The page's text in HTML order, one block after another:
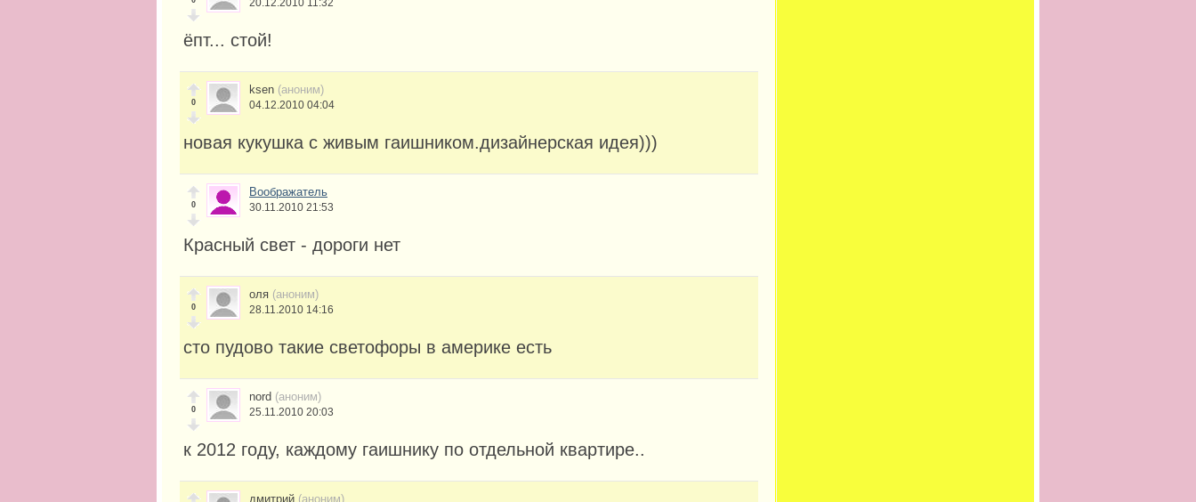
20.12.2010 11:32
ёпт... стой!
0
ksen (аноним)
04.12.2010 04:04
новая кукушка с живым гаишником.дизайнерская идея)))
0
Воображатель
30.11.2010 21:53
Красный свет - дороги нет
0
оля (аноним)
28.11.2010 14:16
сто пудово такие светофоры в америке есть
0
nord (аноним)
25.11.2010 20:03
к 2012 году, каждому гаишнику по отдельной квартире..
дмитрий (аноним)